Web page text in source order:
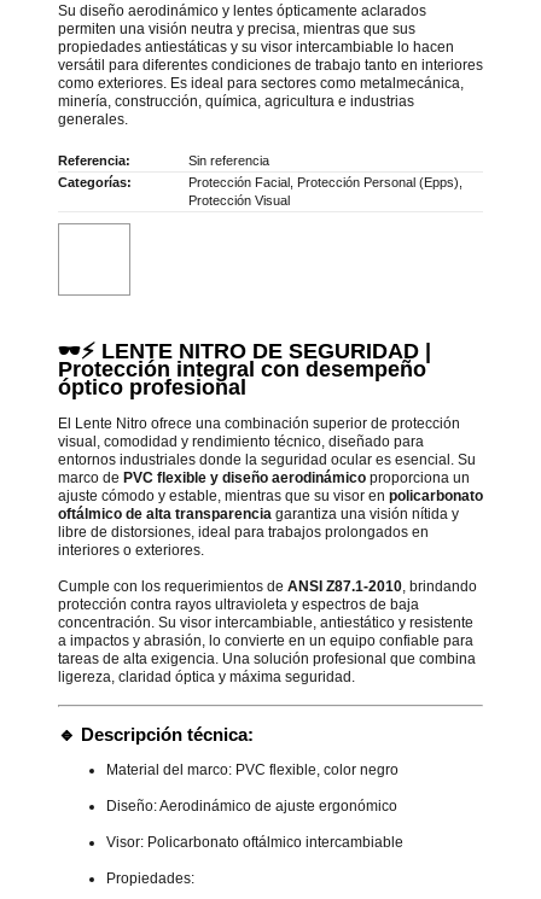
Su diseño aerodinámico y lentes ópticamente aclarados
permiten una visión neutra y precisa, mientras que sus
propiedades antiestáticas y su visor intercambiable lo hacen
versátil para diferentes condiciones de trabajo tanto en interiores
como exteriores. Es ideal para sectores como metalmecánica,
minería, construcción, química, agricultura e industrias
generales.
Referencia:
Sin referencia
Categorías:
Protección Facial Protección Personal (Epps)
Protección Visual
🕶️⚡ LENTE NITRO DE SEGURIDAD |
Protección integral con desempeño
óptico profesional
El Lente Nitro ofrece una combinación superior de protección
visual, comodidad y rendimiento técnico, diseñado para
entornos industriales donde la seguridad ocular es esencial. Su
marco de PVC flexible y diseño aerodinámico proporciona un
ajuste cómodo y estable, mientras que su visor en policarbonato
oftálmico de alta transparencia garantiza una visión nítida y
libre de distorsiones, ideal para trabajos prolongados en
interiores o exteriores.
Cumple con los requerimientos de ANSI Z87.1-2010, brindando
protección contra rayos ultravioleta y espectros de baja
concentración. Su visor intercambiable, antiestático y resistente
a impactos y abrasión, lo convierte en un equipo confiable para
tareas de alta exigencia. Una solución profesional que combina
ligereza, claridad óptica y máxima seguridad.
🔹 Descripción técnica:
Material del marco: PVC flexible, color negro
Diseño: Aerodinámico de ajuste ergonómico
Visor: Policarbonato oftálmico intercambiable
Propiedades: